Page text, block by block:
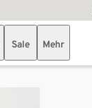
Sale Mehr